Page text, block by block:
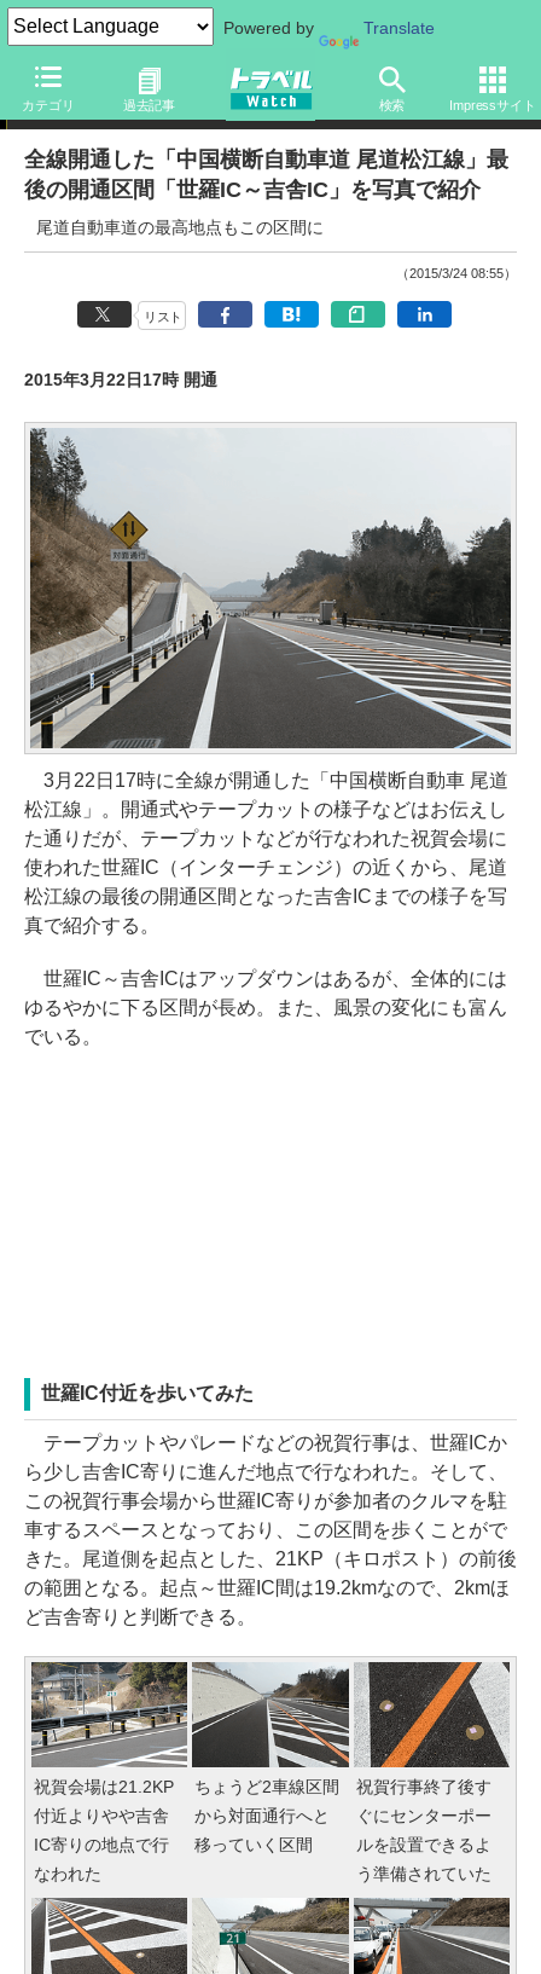
Powered by Translate
カテゴリ 過去記事 検索 Impressサイト
ニュース
全線開通した「中国横断自動車道 尾道松江線」最
後の開通区間「世羅IC～吉舎IC」を写真で紹介
尾道自動車道の最高地点もこの区間に
（2015/3/24 08:55）
リスト
2015年3月22日17時 開通
3月22日17時に全線が開通した「中国横断自動車 尾道
松江線」。開通式やテープカットの様子などはお伝えし
た通りだが、テープカットなどが行なわれた祝賀会場に
使われた世羅IC（インターチェンジ）の近くから、尾道
松江線の最後の開通区間となった吉舎ICまでの様子を写
真で紹介する。
世羅IC～吉舎ICはアップダウンはあるが、全体的には
ゆるやかに下る区間が長め。また、風景の変化にも富ん
でいる。
世羅IC付近を歩いてみた
テープカットやパレードなどの祝賀行事は、世羅ICか
ら少し吉舎IC寄りに進んだ地点で行なわれた。そして、
この祝賀行事会場から世羅IC寄りが参加者のクルマを駐
車するスペースとなっており、この区間を歩くことがで
きた。尾道側を起点とした、21KP（キロポスト）の前後
の範囲となる。起点～世羅IC間は19.2kmなので、2kmほ
ど吉舎寄りと判断できる。
祝賀会場は21.2KP
付近よりやや吉舎
IC寄りの地点で行
なわれた
ちょうど2車線区間
から対面通行へと
移っていく区間
祝賀行事終了後す
ぐにセンターポー
ルを設置できるよ
う準備されていた